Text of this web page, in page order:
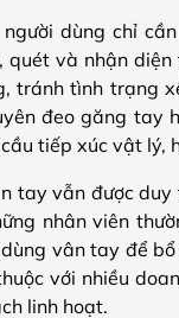
người dùng chỉ
quét và nhận
tránh tình trạng
đeo găng tay
tiếp xúc vật lý,
tay vẫn được
nhân viên
vân tay để
với nhiều
linh hoạt.